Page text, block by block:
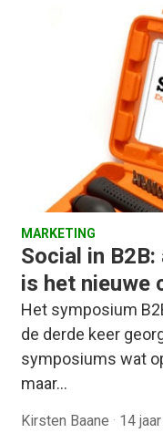
MARKETING
Social in
is het nieuwe
Het symposium
de derde keer
symposiums wat
maar…
Kirsten Baane · 14